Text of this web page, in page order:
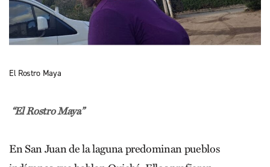
El Rostro Maya
“El Rostro Maya”
En San Juan de la laguna predominan pueblos